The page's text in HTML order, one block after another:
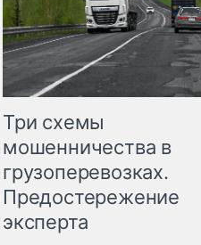
Три схемы
мошенничества в
грузоперевозках.
Предостережение
эксперта